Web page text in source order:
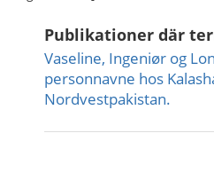
Publikationer där
Vaseline, Ingeniør og
personnavne hos
Nordvestpakistan.